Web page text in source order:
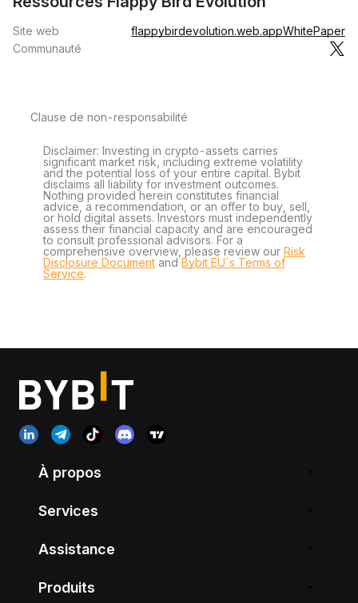
Site web flappybirdevolution.web.appWhitePaper
Communauté
Clause de non-responsabilité
Disclaimer: Investing in crypto-assets carries
significant market risk, including extreme volatility
and the potential loss of your entire capital. Bybit
disclaims all liability for investment outcomes.
Nothing provided herein constitutes financial
advice, a recommendation, or an offer to buy, sell,
or hold digital assets. Investors must independently
assess their financial capacity and are encouraged
to consult professional advisors. For a
comprehensive overview, please review our Risk
Disclosure Document andBybit EU´s Terms of
Service.
À propos
Services
Assistance
Produits